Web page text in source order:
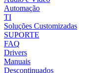
Automação
TI
Soluções Customizadas
SUPORTE
FAQ
Drivers
Manuais
Descontinuados